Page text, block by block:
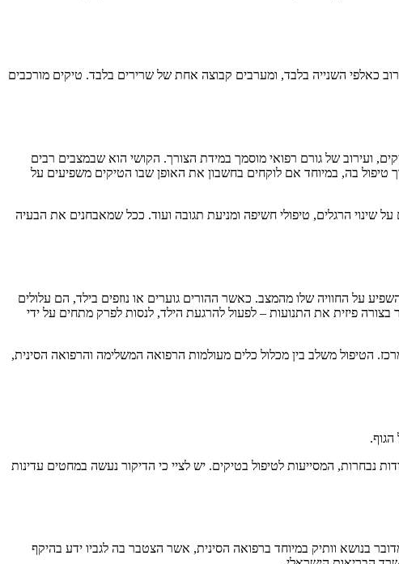
כאלפי השנייה בלבד, ומערבים קבוצה אחת של שרירים בלבד. טיקים מורכבים
ועירוב של גורם רפואי מוסמך במידת הצורך. הקושי הוא שבמצבים רבים
טיפול בה, במיוחד אם לוקחים בחשבון את האופן שבו הטיקים משפיעים על
שינוי הרגלים, טיפולי חשיפה ומניעת תגובה ועוד. ככל שמאבחנים את הבעיה
על החוויה שלו מהמצב. כאשר ההורים גוערים או נוזפים בילד, הם עלולים
פיזית את התנועות – לפעול להרגעת הילד, לנסות לפרק מתחים על ידי
הטיפול משלב בין מכלול כלים מעולמות הרפואה המשלימה והרפואה הסינית,
נבחרות, המסייעות לטיפול בטיקים. יש לציי כי הדיקור נעשה במחטים עדינות
בנושא וותיק במיוחד ברפואה הסינית, אשר הצטבר בה לגביו ידע בהיקף